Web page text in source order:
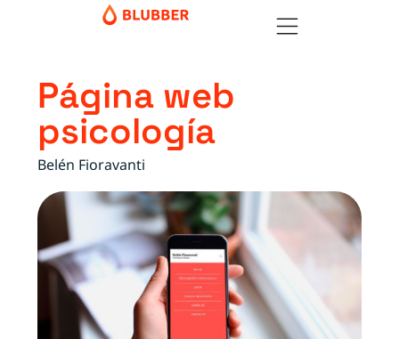
Página web
psicología
Belén Fioravanti